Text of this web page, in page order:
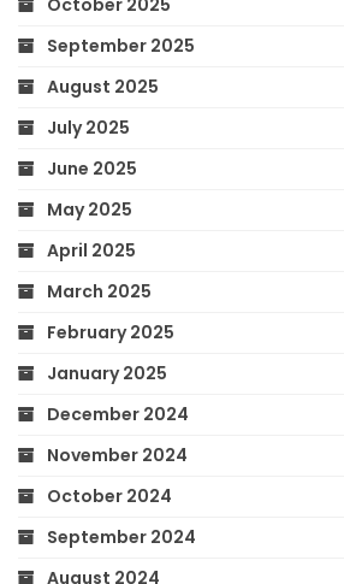
September 2025
August 2025
July 2025
June 2025
May 2025
April 2025
March 2025
February 2025
January 2025
December 2024
November 2024
October 2024
September 2024
August 2024